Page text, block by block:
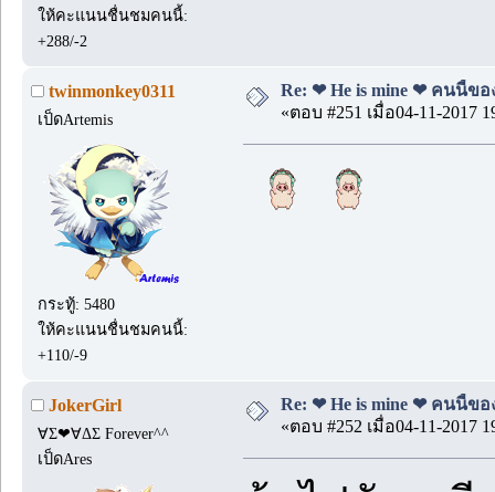
ให้คะแนนชื่นชมคนนี้:
+288/-2
twinmonkey0311
เป็ดArtemis
กระทู้: 5480
ให้คะแนนชื่นชมคนนี้:
+110/-9
Re: ❤ He is mine ❤ คนนี้ขอ
«ตอบ #251 เมื่อ04-11-2017
JokerGirl
∀Σ❤∀ΔΣ Forever^^
เป็ดAres
Re: ❤ He is mine ❤ คนนี้ขอ
«ตอบ #252 เมื่อ04-11-2017